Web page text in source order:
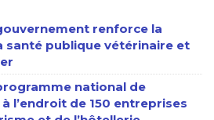
renforce la
santé publique vétérinaire et
national de
l’endroit de 150 entreprises